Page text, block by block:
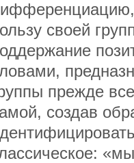
своей
прежде
создав